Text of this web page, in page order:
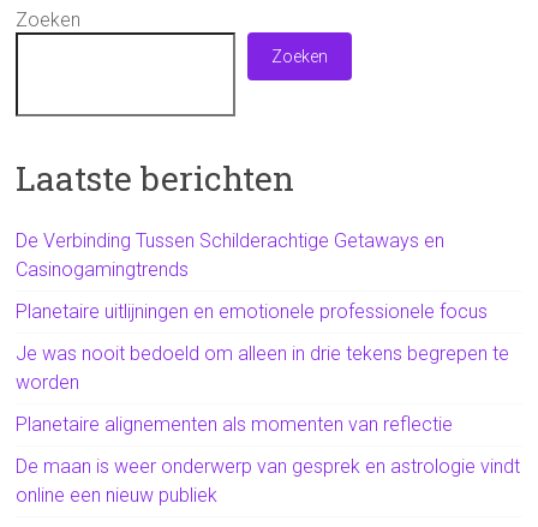
Zoeken
Zoeken
Laatste berichten
De Verbinding Tussen Schilderachtige Getaways en
Casinogamingtrends
Planetaire uitlijningen en emotionele professionele focus
Je was nooit bedoeld om alleen in drie tekens begrepen te
worden
Planetaire alignementen als momenten van reflectie
De maan is weer onderwerp van gesprek en astrologie vindt
online een nieuw publiek